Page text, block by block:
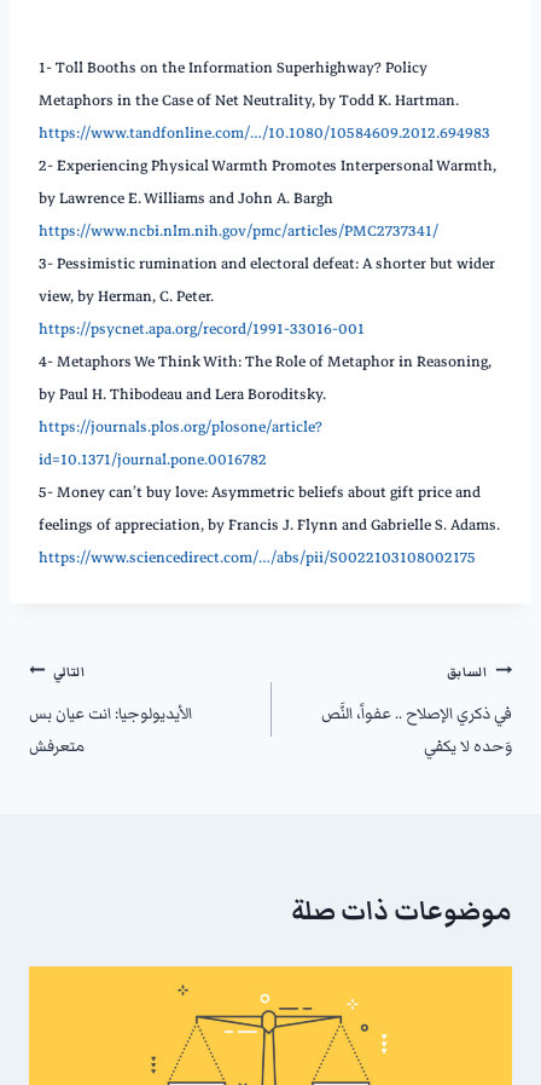
1- Toll Booths on the Information Superhighway? Policy
Metaphors in the Case of Net Neutrality, by Todd K. Hartman.
https://www.tandfonline.com/…/10.1080/10584609.2012.694983
2- Experiencing Physical Warmth Promotes Interpersonal Warmth,
by Lawrence E. Williams and John A. Bargh
https://www.ncbi.nlm.nih.gov/pmc/articles/PMC2737341/
3- Pessimistic rumination and electoral defeat: A shorter but wider
view, by Herman, C. Peter.
https://psycnet.apa.org/record/1991-33016-001
4- Metaphors We Think With: The Role of Metaphor in Reasoning,
by Paul H. Thibodeau and Lera Boroditsky.
https://journals.plos.org/plosone/article?
id=10.1371/journal.pone.0016782
5- Money can’t buy love: Asymmetric beliefs about gift price and
feelings of appreciation, by Francis J. Flynn and Gabrielle S. Adams.
https://www.sciencedirect.com/…/abs/pii/S0022103108002175
السابق
في ذكري الإصلاح .. عفواً، النَّص
وَحده لا يكفي
التالي
الأيديولوجيا: انت عيان بس
متعرفش
موضوعات ذات صلة